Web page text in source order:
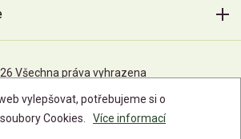
Všechna práva vyhrazena
vylepšovat, potřebujeme si o
Cookies.
Více informací